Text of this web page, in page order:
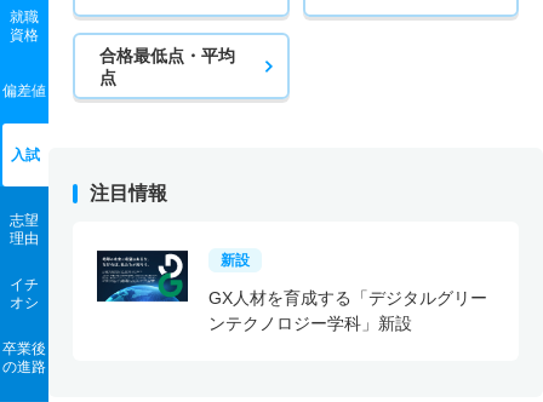
就職
資格
偏差値
入試
志望
理由
イチ
オシ
卒業後
の進路
合格最低点・平均
点
注目情報
新設
GX人材を育成する「デジタルグリー
ンテクノロジー学科」新設